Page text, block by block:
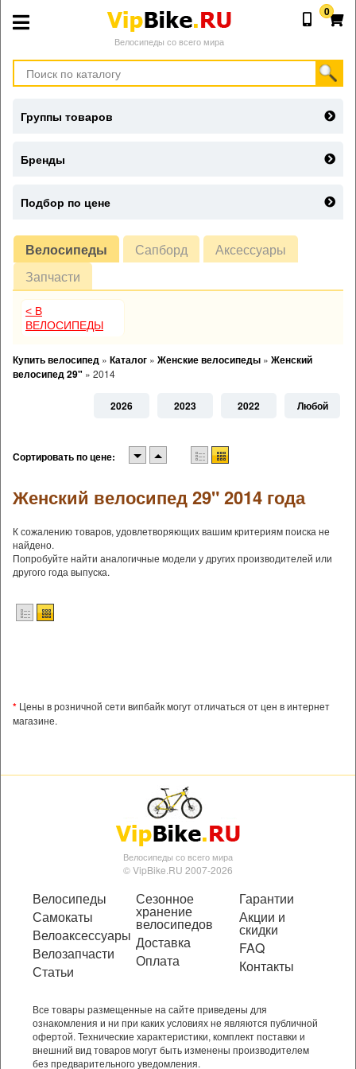
Велосипеды со всего мира
0
Велосипеды Сапборд
Аксессуары
Запчасти
< В
ВЕЛОСИПЕДЫ
Купить велосипед » Каталог » Женские велосипеды » Женский
велосипед 29" » 2014
2026 2023 2022 Любой
Сортировать по цене:
Женский велосипед 29" 2014 года
К сожалению товаров, удовлетворяющих вашим критериям поиска не
найдено.
Попробуйте найти аналогичные модели у других производителей или
другого года выпуска.
* Цены в розничной сети випбайк могут отличаться от цен в интернет
магазине.
Группы товаров
Бренды
Подбор по цене
Велосипеды со всего мира
© VipBike.RU 2007-2026
Велосипеды
Самокаты
Велоаксессуары
Велозапчасти
Статьи
Сезонное
хранение
велосипедов
Доставка
Оплата
Гарантии
Акции и
скидки
FAQ
Контакты
Все товары размещенные на сайте приведены для
ознакомления и ни при каких условиях не являются публичной
офертой. Технические характеристики, комплект поставки и
внешний вид товаров могут быть изменены производителем
без предварительного уведомления.